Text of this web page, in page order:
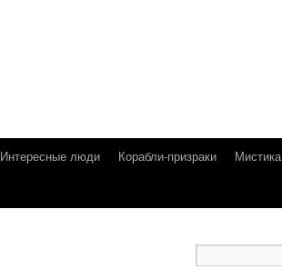
Интересные люди Корабли-призраки Мистика